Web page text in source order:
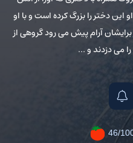
دختر را بزرگ کرده است و با او
آرام پیش می رود گروهی از
می دزدند و ...
46/